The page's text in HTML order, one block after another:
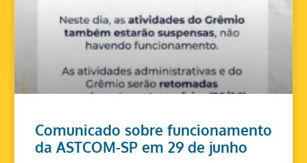
Comunicado sobre funcionamento
da ASTCOM-SP em 29 de junho